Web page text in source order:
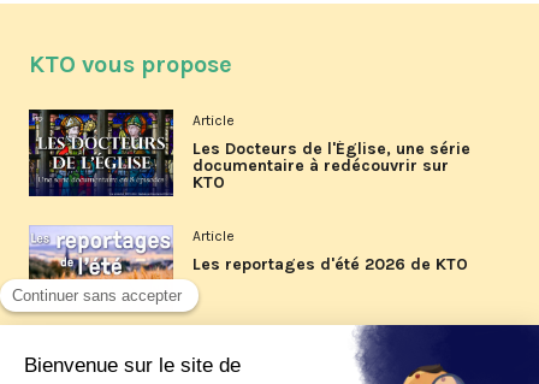
KTO vous propose
Article
Les Docteurs de l'Église, une série
documentaire à redécouvrir sur
KTO
Article
Les reportages d'été 2026 de KTO
La visite pastorale du pape Léon